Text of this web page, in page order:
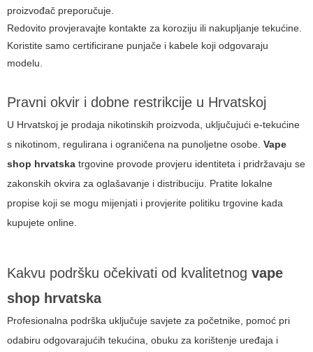
proizvođač preporučuje.
Redovito provjeravajte kontakte za koroziju ili nakupljanje tekućine.
Koristite samo certificirane punjače i kabele koji odgovaraju
modelu.
Pravni okvir i dobne restrikcije u Hrvatskoj
U Hrvatskoj je prodaja nikotinskih proizvoda, uključujući e-tekućine
s nikotinom, regulirana i ograničena na punoljetne osobe. Vape
shop hrvatska trgovine provode provjeru identiteta i pridržavaju se
zakonskih okvira za oglašavanje i distribuciju. Pratite lokalne
propise koji se mogu mijenjati i provjerite politiku trgovine kada
kupujete online.
Kakvu podršku očekivati od kvalitetnog vape
shop hrvatska
Profesionalna podrška uključuje savjete za početnike, pomoć pri
odabiru odgovarajućih tekućina, obuku za korištenje uređaja i